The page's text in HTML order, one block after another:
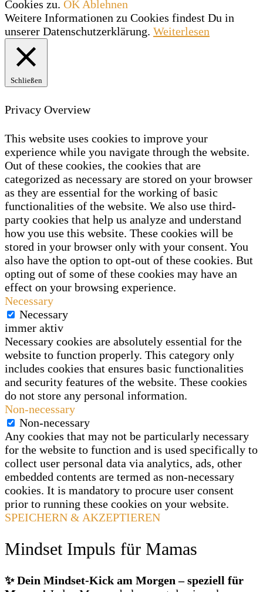
Cookies zu. OK Ablehnen
Weitere Informationen zu Cookies findest Du in
unserer Datenschutzerklärung. Weiterlesen
Schließen
Privacy Overview
This website uses cookies to improve your
experience while you navigate through the website.
Out of these cookies, the cookies that are
categorized as necessary are stored on your browser
as they are essential for the working of basic
functionalities of the website. We also use third-
party cookies that help us analyze and understand
how you use this website. These cookies will be
stored in your browser only with your consent. You
also have the option to opt-out of these cookies. But
opting out of some of these cookies may have an
effect on your browsing experience.
Necessary
Necessary
immer aktiv
Necessary cookies are absolutely essential for the
website to function properly. This category only
includes cookies that ensures basic functionalities
and security features of the website. These cookies
do not store any personal information.
Non-necessary
Non-necessary
Any cookies that may not be particularly necessary
for the website to function and is used specifically to
collect user personal data via analytics, ads, other
embedded contents are termed as non-necessary
cookies. It is mandatory to procure user consent
prior to running these cookies on your website.
SPEICHERN & AKZEPTIEREN
Mindset Impuls für Mamas
✨ Dein Mindset‑Kick am Morgen – speziell für